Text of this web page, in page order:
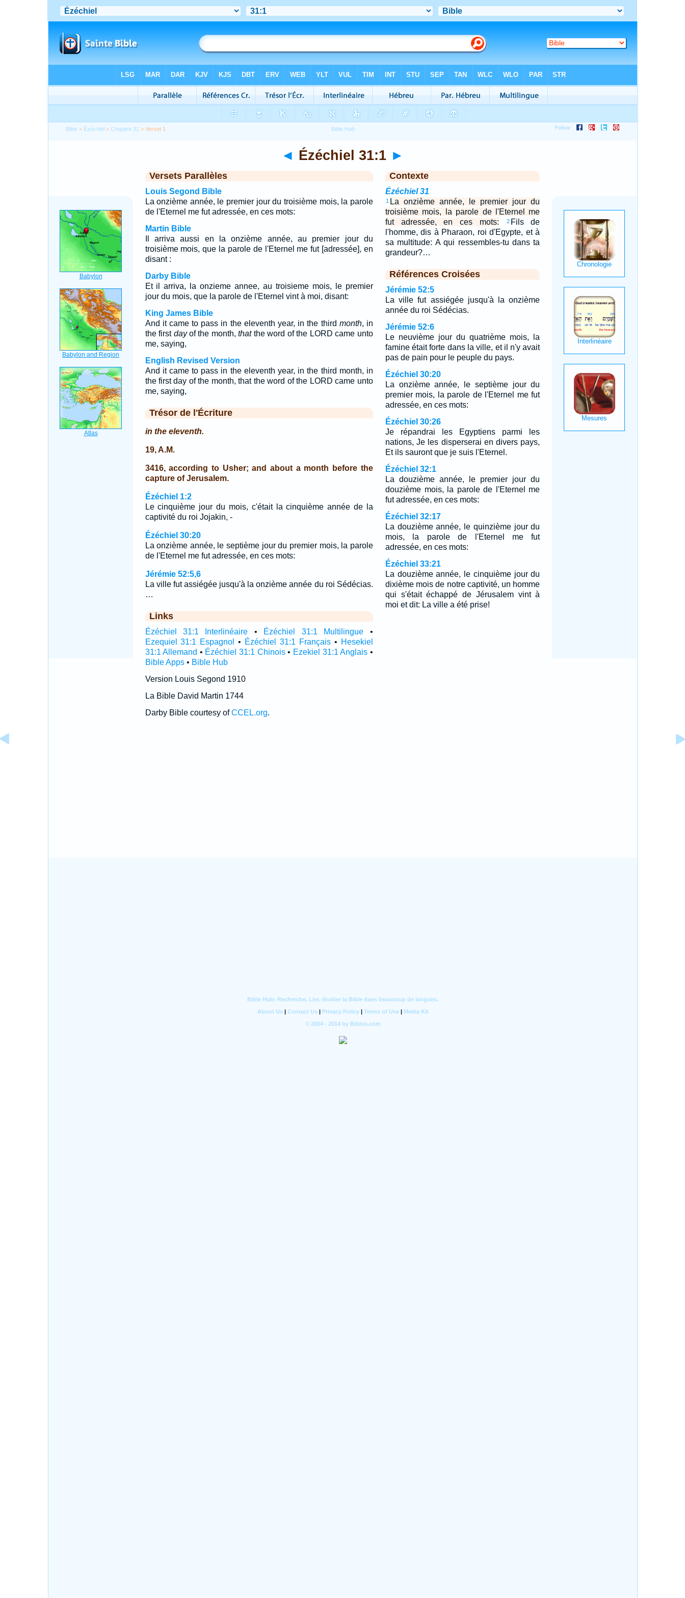
Bible > Ézéchiel >Chapitre 31 > Verset 1
◄ Ézéchiel 31:1 ►
Versets Parallèles
Louis Segond Bible
La onzième année, le premier jour du troisième mois, la parole
de l'Eternel me fut adressée, en ces mots:
Martin Bible
Il arriva aussi en la onzième année, au premier jour du
troisième mois, que la parole de l'Eternel me fut [adressée], en
disant :
Darby Bible
Et il arriva, la onzieme annee, au troisieme mois, le premier
jour du mois, que la parole de l'Eternel vint à moi, disant:
King James Bible
And it came to pass in the eleventh year, in the third month, in
the first dayof the month,thatthe word of the LORD came unto
me, saying,
English Revised Version
And it came to pass in the eleventh year, in the third month, in
the first day of the month, that the word of the LORD came unto
me, saying,
Trésor de l'Écriture
in the eleventh.
19, A.M.
3416, according to Usher; and about a month before the
capture of Jerusalem.
Ézéchiel 1:2
Le cinquième jour du mois, c'était la cinquième année de la
captivité du roi Jojakin, -
Ézéchiel 30:20
La onzième année, le septième jour du premier mois, la parole
de l'Eternel me fut adressée, en ces mots:
Jérémie 52:5,6
La ville fut assiégée jusqu'à la onzième année du roi Sédécias.
…
Links
Ézéchiel 31:1 Interlinéaire • Ézéchiel 31:1 Multilingue •
Ezequiel 31:1 Espagnol
• Ézéchiel 31:1 Français • Hesekiel
31:1 Allemand • Ézéchiel 31:1 Chinois• Ezekiel 31:1 Anglais •
Bible Apps• Bible Hub
Version Louis Segond 1910
La Bible David Martin 1744
Darby Bible courtesy ofCCEL.org.
Contexte
Ézéchiel 31
1 La onzième année, le premier jour du
troisième mois, la parole de l'Eternel me
fut adressée, en ces mots:
2 Fils de
l'homme, dis à Pharaon, roi d'Egypte, et à
sa multitude: A qui ressembles-tu dans ta
grandeur?…
Références Croisées
Jérémie 52:5
La ville fut assiégée jusqu'à la onzième
année du roi Sédécias.
Jérémie 52:6
Le neuvième jour du quatrième mois, la
famine était forte dans la ville, et il n'y avait
pas de pain pour le peuple du pays.
Ézéchiel 30:20
La onzième année, le septième jour du
premier mois, la parole de l'Eternel me fut
adressée, en ces mots:
Ézéchiel 30:26
Je répandrai les Egyptiens parmi les
nations, Je les disperserai en divers pays,
Et ils sauront que je suis l'Eternel.
Ézéchiel 32:1
La douzième année, le premier jour du
douzième mois, la parole de l'Eternel me
fut adressée, en ces mots:
Ézéchiel 32:17
La douzième année, le quinzième jour du
mois, la parole de l'Eternel me fut
adressée, en ces mots:
Ézéchiel 33:21
La douzième année, le cinquième jour du
dixième mois de notre captivité, un homme
qui s'était échappé de Jérusalem vint à
moi et dit: La ville a été prise!